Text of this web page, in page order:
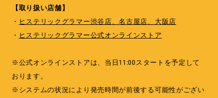
【取り扱い店舗】
・ ヒステリックグラマー渋谷店、名古屋店、大阪店
・ ヒステリックグラマー公式オンラインストア
※公式オンラインストアは、当日11:00スタートを予定して
おります。
※システムの状況により発売時間が前後する可能性がござい